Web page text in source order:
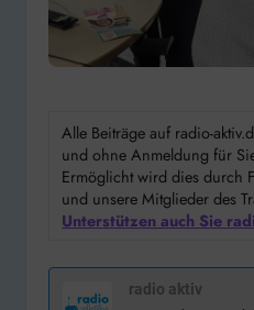
Alle Beiträge auf radio-
und ohne Anmeldung für
Ermöglicht wird dies durch
und unsere Mitglieder des
Unterstützen auch Sie
radio aktiv